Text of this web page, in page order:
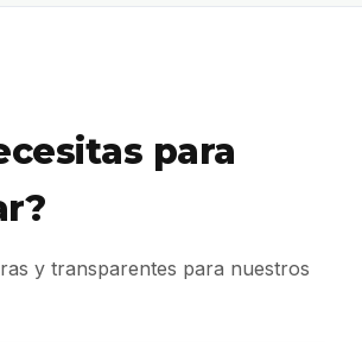
para
y transparentes para nuestros